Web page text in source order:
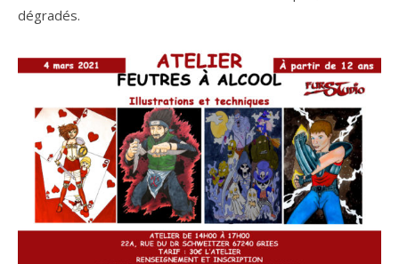
dégradés.